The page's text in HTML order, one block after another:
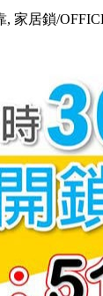
, 家居鎖/